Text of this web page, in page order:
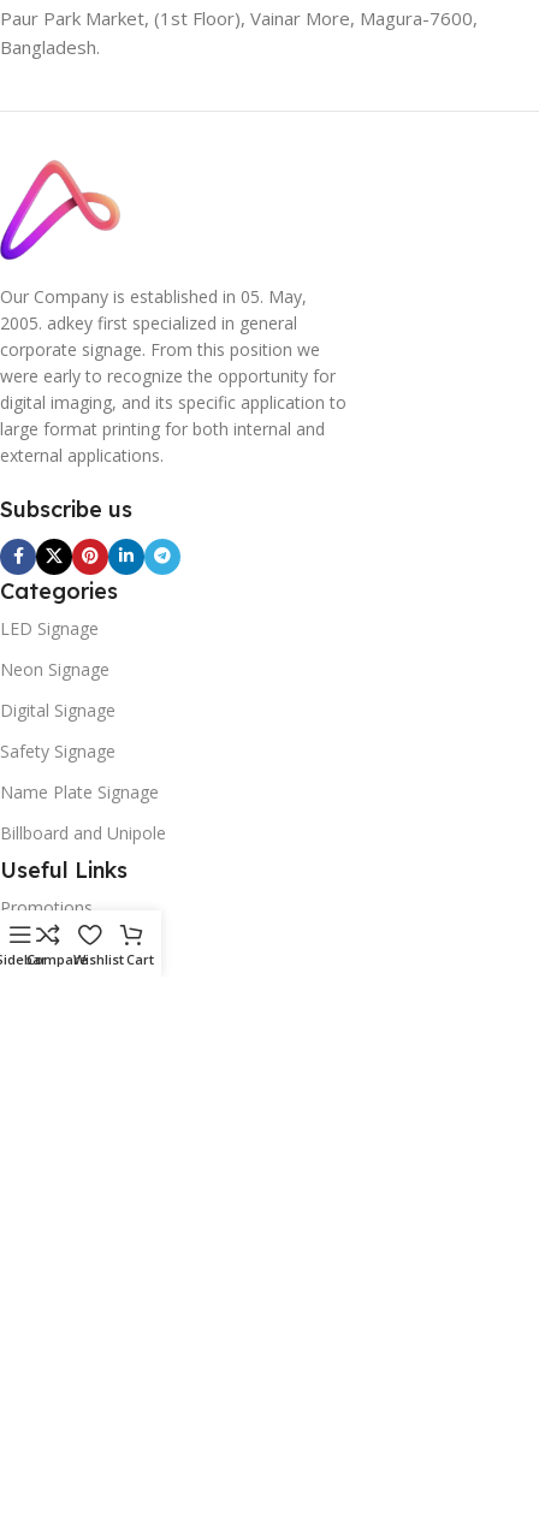
Paur Park Market, (1st Floor), Vainar More, Magura-7600,
Bangladesh.
Our Company is established in 05. May,
2005. adkey first specialized in general
corporate signage. From this position we
were early to recognize the opportunity for
digital imaging, and its specific application to
large format printing for both internal and
external applications.
Subscribe us
Categories
LED Signage
Neon Signage
Digital Signage
Safety Signage
Name Plate Signage
Billboard and Unipole
Useful Links
Promotions
Stores
CompareWishlistCart